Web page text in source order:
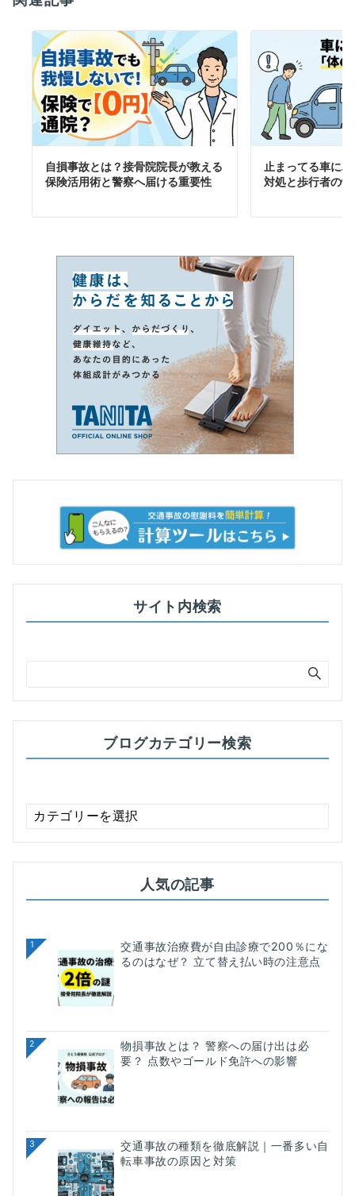
自損事故とは？接骨院院長が教える
保険活用術と警察へ届ける重要性
止まってる車に
対処と歩行者の
サイト内検索
ブログカテゴリー検索
ブ
ロ
グ
検
索
人気の記事
1
交通事故治療費が自由診療で200％にな
るのはなぜ？ 立て替え払い時の注意点
2
物損事故とは？ 警察への届け出は必
要？ 点数やゴールド免許への影響
3
交通事故の種類を徹底解説｜一番多い自
転車事故の原因と対策